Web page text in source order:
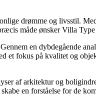
drømme og livsstil.
måde ønsker Villa
en dybdegående
et fokus på kvalitet og
af arkitektur og
en forståelse for de